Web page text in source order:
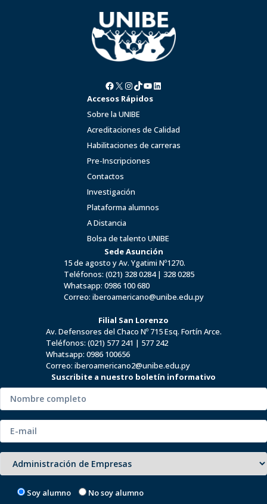
Facebook X InstagramTikTok YouTube LinkedIn
Accesos Rápidos
Sobre la UNIBE
Acreditaciones de Calidad
Habilitaciones de carreras
Pre-Inscripciones
Contactos
Investigación
Plataforma alumnos
A Distancia
Bolsa de talento UNIBE
Sede Asunción
15 de agosto y Av. Ygatimi Nº1270.
Teléfonos: (021) 328 0284| 328 0285
Whatsapp: 0986 100 680
Correo: iberoamericano@unibe.edu.py
Filial San Lorenzo
Av. Defensores del Chaco Nº 715 Esq. Fortín Arce.
Teléfonos: (021) 577 241 | 577 242
Whatsapp: 0986 100656
Correo: iberoamericano2@unibe.edu.py
Suscribite a nuestro boletín informativo
Soy alumno No soy alumno